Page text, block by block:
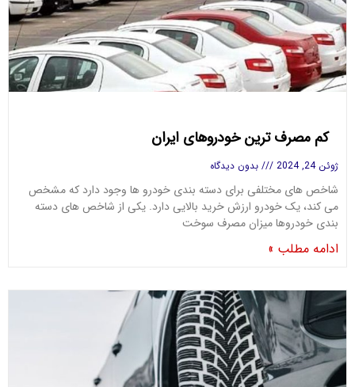
کم مصرف ترین خودروهای ایران
ژوئن 24, 2024 بدون دیدگاه
شاخص های مختلفی برای دسته بندی خودرو ها وجود دارد که مشخص
می کند، یک خودرو ارزش خرید بالایی دارد. یکی از شاخص های دسته
بندی خودروها میزان مصرف سوخت
ادامه مطلب »